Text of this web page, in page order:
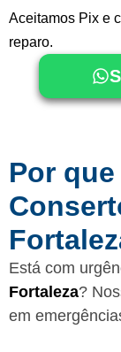
Aceitamos Pix e
reparo.
Por
Está com
Fortaleza?
em